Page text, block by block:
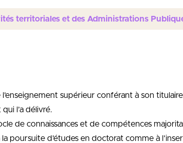
territoriales et des Administrations
supérieur conférant à son
l’a délivré.
de connaissances et de compétences
poursuite d’études en doctorat comme à